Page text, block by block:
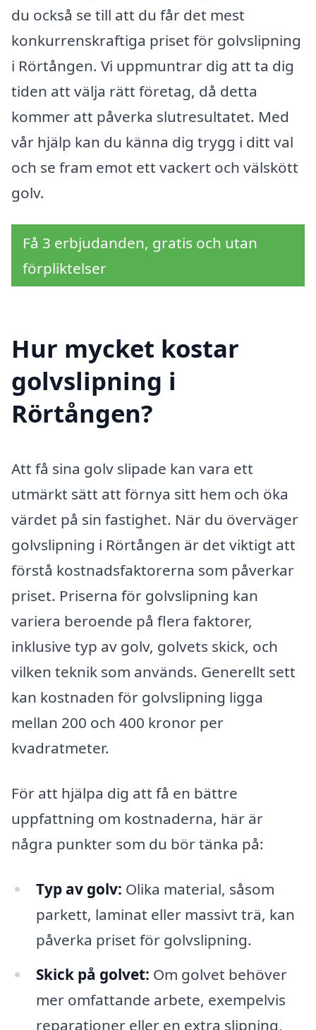
du också se till att du får det mest
konkurrenskraftiga priset för golvslipning
i Rörtången. Vi uppmuntrar dig att ta dig
tiden att välja rätt företag, då detta
kommer att påverka slutresultatet. Med
vår hjälp kan du känna dig trygg i ditt val
och se fram emot ett vackert och välskött
golv.
Få 3 erbjudanden, gratis och utan
förpliktelser
Hur mycket kostar
golvslipning i
Rörtången?
Att få sina golv slipade kan vara ett
utmärkt sätt att förnya sitt hem och öka
värdet på sin fastighet. När du överväger
golvslipning i Rörtången är det viktigt att
förstå kostnadsfaktorerna som påverkar
priset. Priserna för golvslipning kan
variera beroende på flera faktorer,
inklusive typ av golv, golvets skick, och
vilken teknik som används. Generellt sett
kan kostnaden för golvslipning ligga
mellan 200 och 400 kronor per
kvadratmeter.
För att hjälpa dig att få en bättre
uppfattning om kostnaderna, här är
några punkter som du bör tänka på:
Typ av golv: Olika material, såsom
parkett, laminat eller massivt trä, kan
påverka priset för golvslipning.
Skick på golvet: Om golvet behöver
mer omfattande arbete, exempelvis
reparationer eller en extra slipning,